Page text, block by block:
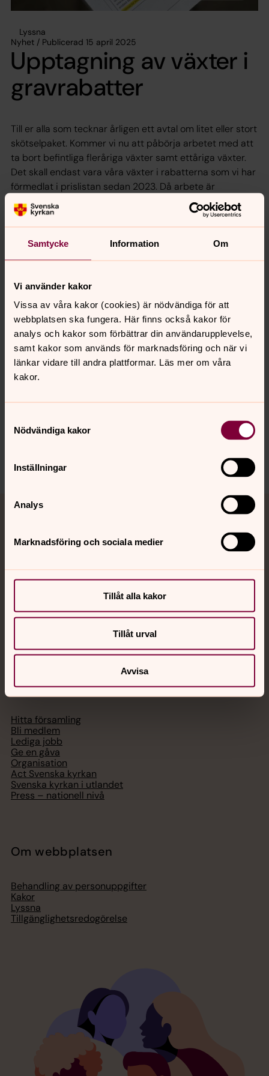
Samtycke Information Om
Vi använder kakor
Vissa av våra kakor (cookies) är nödvändiga för att
webbplatsen ska fungera. Här finns också kakor för
analys och kakor som förbättrar din användarupplevelse,
samt kakor som används för marknadsföring och när vi
länkar vidare till andra plattformar. Läs mer om våra
kakor.
Nödvändiga kakor
Inställningar
Analys
Marknadsföring och sociala medier
Tillåt alla kakor
Tillåt urval
Avvisa
Lyssna
Nyhet / Publicerad 15 april 2025
Upptagning av växter i
gravrabatter
Till er alla som tecknar årligen ett avtal om litet eller stort
skötselpaket. Kommer vi nu att påbörja arbetet med att
ta bort befintliga fleråriga växter samt ettåriga växter.
Det skall endast vara våra växter i rabatterna som vi har
förmedlat i prislistan sedan 2023. Då arbete är
omfattande kommer detta ske under ett antal år.
Pyramideken, Rödeken, Avenboken, Doftviolen,
Bergvallmon Prästkragen, Blåsippan, Rödklövern,
Tullpanen.
De områden som vi börjar plocka bort växter är
följande på Götalunden:Konvaljen och Oxeln
Se prislistan och gällande regler på följande länk:
https://www.svenskakyrkan.se/filer/1671238/Prislista%20
Tillbaka till toppen
Tillbaka till innehållet
Akut samtals- och krisstöd. Prata eller chatta anonymt
Digitalt brev
Svenska kyrkan
Hitta församling
Bli medlem
Lediga jobb
Ge en gåva
Organisation
Act Svenska kyrkan
Svenska kyrkan i utlandet
Press – nationell nivå
Om webbplatsen
Behandling av personuppgifter
Kakor
Lyssna
Tillgänglighetsredogörelse